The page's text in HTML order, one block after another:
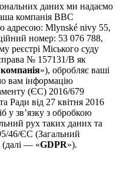
даних ми надаємо
компанія BBC
адресою: Mlynské nivy 55,
номер: 53 076 788,
реєстрі Міського суду
№ 157131/B як
компанія»), обробляє ваші
вам інформацію
(ЄС) 2016/679
Ради від 27 квітня 2016
у зв’язку з обробкою
рух таких даних та
46/ЄС (Загальний
(далі — «GDPR»).